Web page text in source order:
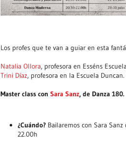
Los profes que te van a guiar en esta
Natalia Ollora, profesora en Esséns
Trini Díaz, profesora en la Escuela
Master class con Sara Sanz, de Danza 180.
¿Cuándo? Bailaremos con Sara
22.00h